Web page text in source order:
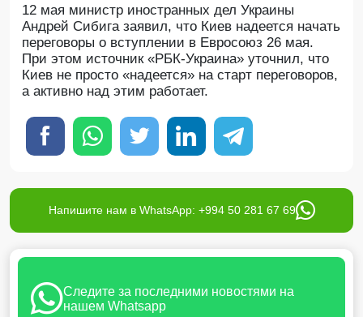
12 мая министр иностранных дел Украины
Андрей Сибига заявил, что Киев надеется начать
переговоры о вступлении в Евросоюз 26 мая.
При этом источник «РБК-Украина» уточнил, что
Киев не просто «надеется» на старт переговоров,
а активно над этим работает.
Напишите нам в WhatsApp: +994 50 281 67 69
Следите за последними новостями на
нашем Whatsapp